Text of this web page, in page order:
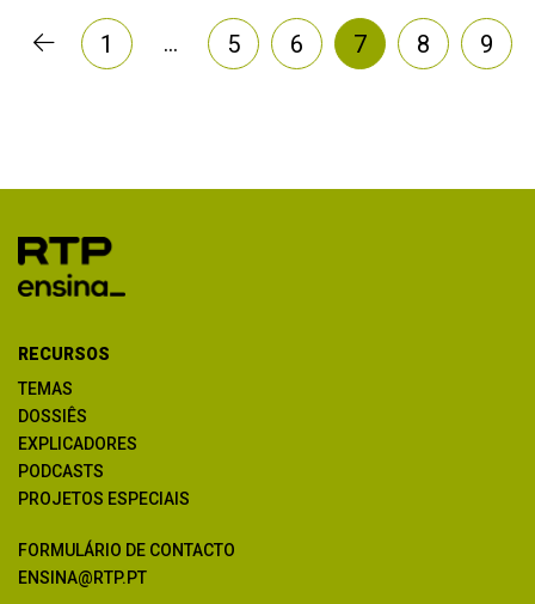
1 … 5 6 7 8 9
RECURSOS
TEMAS
DOSSIÊS
EXPLICADORES
PODCASTS
PROJETOS ESPECIAIS
FORMULÁRIO DE CONTACTO
ENSINA@RTP.PT